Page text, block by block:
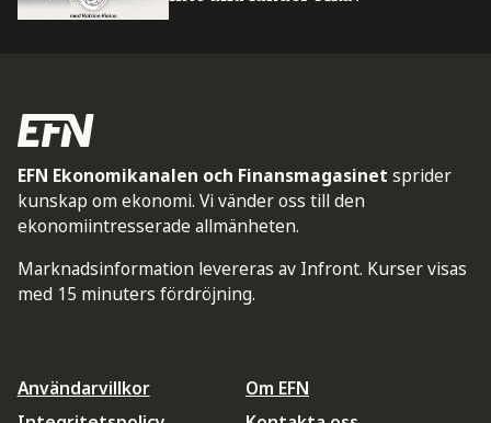
EFN Ekonomikanalen och Finansmagasinet sprider
kunskap om ekonomi. Vi vänder oss till den
ekonomiintresserade allmänheten.
Marknadsinformation levereras av Infront. Kurser visas
med 15 minuters fördröjning.
Användarvillkor
Om EFN